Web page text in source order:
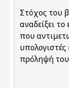
Στόχος του
αναδείξει
που
υπολογιστές
πρόληψή